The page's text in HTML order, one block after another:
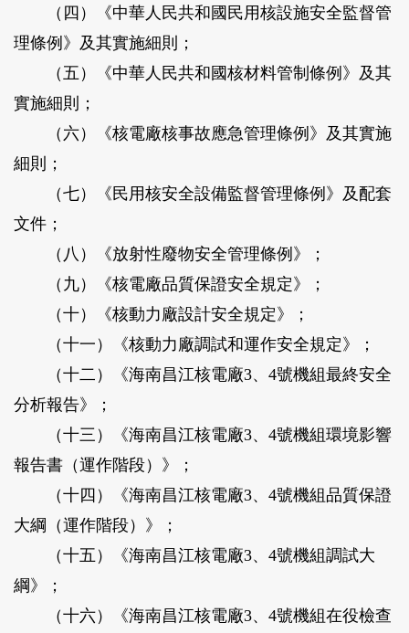
（四）《中華人民共和國民用核設施安全監督管
理條例》及其實施細則；
（五）《中華人民共和國核材料管制條例》及其
實施細則；
（六）《核電廠核事故應急管理條例》及其實施
細則；
（七）《民用核安全設備監督管理條例》及配套
文件；
（八）《放射性廢物安全管理條例》；
（九）《核電廠品質保證安全規定》；
（十）《核動力廠設計安全規定》；
（十一）《核動力廠調試和運作安全規定》；
（十二）《海南昌江核電廠3、4號機組最終安全
分析報告》；
（十三）《海南昌江核電廠3、4號機組環境影響
報告書（運作階段）》；
（十四）《海南昌江核電廠3、4號機組品質保證
大綱（運作階段）》；
（十五）《海南昌江核電廠3、4號機組調試大
綱》；
（十六）《海南昌江核電廠3、4號機組在役檢查